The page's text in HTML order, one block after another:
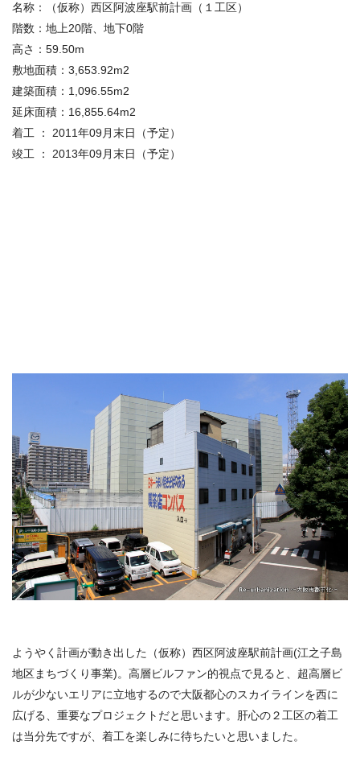
名称：（仮称）西区阿波座駅前計画（１工区）
階数：地上20階、地下0階
高さ：59.50m
敷地面積：3,653.92m2
建築面積：1,096.55m2
延床面積：16,855.64m2
着工 ： 2011年09月末日（予定）
竣工 ： 2013年09月末日（予定）
ようやく計画が動き出した（仮称）西区阿波座駅前計画(江之子島
地区まちづくり事業)。高層ビルファン的視点で見ると、超高層ビ
ルが少ないエリアに立地するので大阪都心のスカイラインを西に
広げる、重要なプロジェクトだと思います。肝心の２工区の着工
は当分先ですが、着工を楽しみに待ちたいと思いました。